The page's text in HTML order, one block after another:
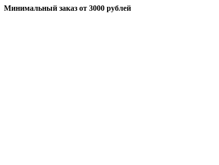
Минимальный заказ от 3000 рублей